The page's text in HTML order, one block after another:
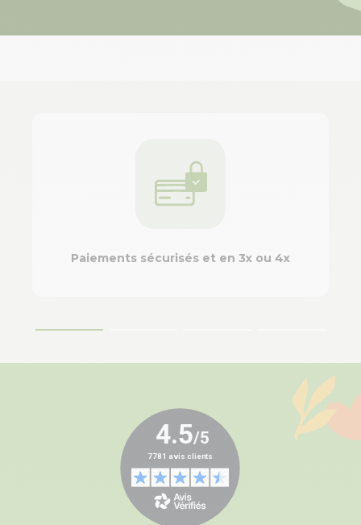
Paiements sécurisés et en 3x ou 4x